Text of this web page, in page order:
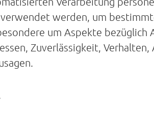
werden, um
um Aspekte
Zuverlässigkeit,